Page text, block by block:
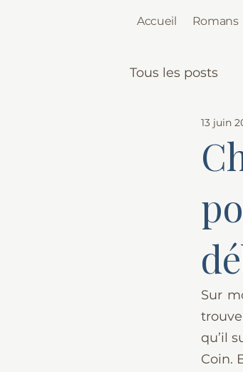
Accueil Romans
Tous les posts
13 juin
Sur
qu’il
Coin.